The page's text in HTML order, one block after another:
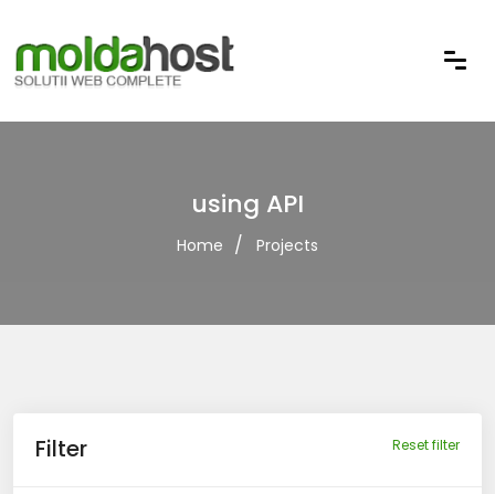
using API
Home Projects
Filter Reset filter